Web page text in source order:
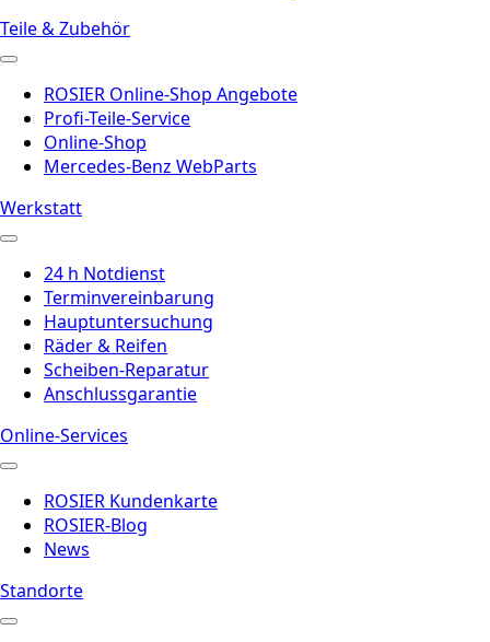
Teile & Zubehör
ROSIER Online-Shop Angebote
Profi-Teile-Service
Online-Shop
Mercedes-Benz WebParts
Werkstatt
24 h Notdienst
Terminvereinbarung
Hauptuntersuchung
Räder & Reifen
Scheiben-Reparatur
Anschlussgarantie
Online-Services
ROSIER Kundenkarte
ROSIER-Blog
News
Standorte